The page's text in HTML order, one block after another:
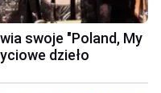
swoje "Poland, My
dzieło